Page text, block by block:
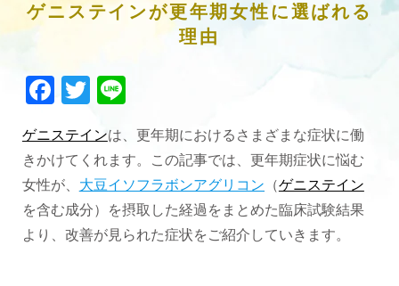
ゲニステインが更年期女性に選ばれる
理由
Facebook
Twitter
Line
ゲニステインは、更年期におけるさまざまな症状に働
きかけてくれます。この記事では、更年期症状に悩む
女性が、 大豆イソフラボンアグリコン （ゲニステイン
を含む成分）を摂取した経過をまとめた臨床試験結果
より、改善が見られた症状をご紹介していきます。